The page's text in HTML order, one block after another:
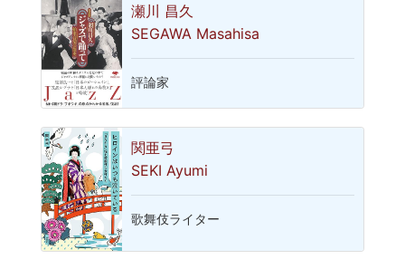
瀬川 昌久
SEGAWA Masahisa
評論家
関亜弓
SEKI Ayumi
歌舞伎ライター